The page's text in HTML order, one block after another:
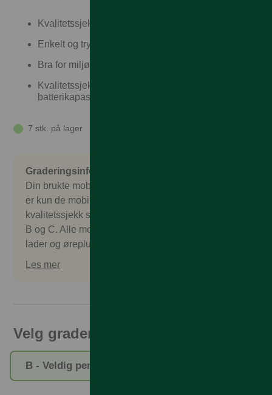
Kvalitetssjekket
Enkelt og trygt
Bra for miljøet
Kvalitetssjekket, garantert over 80%
batterikapasitet
7 stk. på lager
Graderingsinformasjon
Din brukte mobil er nøye sjekket og kontrollert. Det
er kun de mobilene som består en omfattende
kvalitetssjekk som godkjennes. Vi selger gradering
B og C. Alle mobilene kommer uten salgspakke,
lader og øreplugger. Tilbehør kan kjøpes separat.
Les mer
Velg gradering
B - Veldig pent brukt